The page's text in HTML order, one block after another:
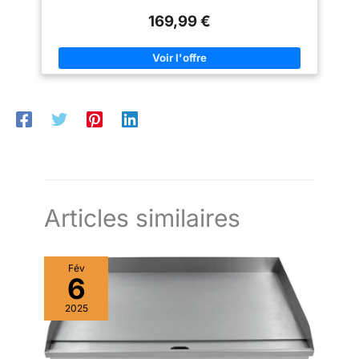
seule fois. Contrôle Précis : Chaque brûleur est équipé d'un
température selon vos besoins. Construction Robuste :
Fabriquée avec des matériaux de haute qualité, cette plancha
est conçue pour résister aux rigueurs d'une utilisation
169,99 €
Articles similaires
Fév
6
2025